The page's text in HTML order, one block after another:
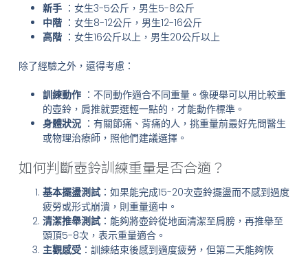
新手：女生3-5公斤，男生5-8公斤
中階：女生8-12公斤，男生12-16公斤
高階：女生16公斤以上，男生20公斤以上
除了經驗之外，還得考慮：
訓練動作：不同動作適合不同重量。像硬舉可以用比較重
的壺鈴，肩推就要選輕一點的，才能動作標準。
身體狀況：有關節痛、背痛的人，挑重量前最好先問醫生
或物理治療師，照他們建議選擇。
如何判斷壺鈴訓練重量是否合適？
基本擺盪測試：如果能完成15-20次壺鈴擺盪而不感到過度
疲勞或形式崩潰，則重量適中。
清潔推舉測試：能夠將壺鈴從地面清潔至肩膀，再推舉至
頭頂5-8次，表示重量適合。
主觀感受：訓練結束後感到適度疲勞，但第二天能夠恢